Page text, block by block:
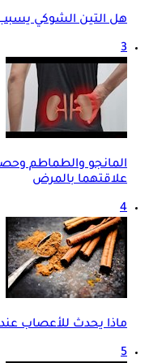
هل التين الشوكي يسبب
3
المانجو والطماطم
علاقتهما بالمرض
4
ماذا يحدث للأعصاب عند
5